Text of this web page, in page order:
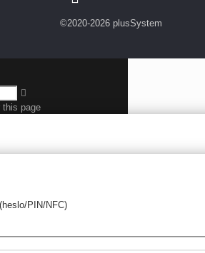
©2020-2026 plusSystem
this page
PIN/NFC)